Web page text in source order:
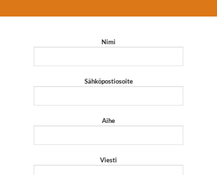
Nimi
Sähköpostiosoite
Aihe
Viesti